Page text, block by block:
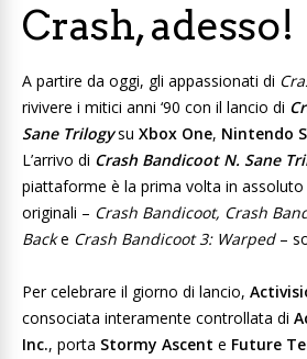
Crash, adesso!
A partire da oggi, gli appassionati di
rivivere i mitici anni ‘90 con il lancio di
Sane Trilogysu Xbox One, Nintendo
L’arrivo di Crash Bandicoot N. Sane
piattaforme è la prima volta in assoluto
originali – Crash Bandicoot, Crash
Backe Crash Bandicoot 3: Warped–
Per celebrare il giorno di lancio,
consociata interamente controllata di
Inc., porta Stormy Ascent e Future